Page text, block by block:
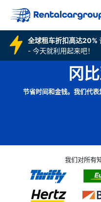
全球租车折扣高达20%
- 今天就利用起来吧！
冈
节省时间和金钱。我们代表
我们对所有